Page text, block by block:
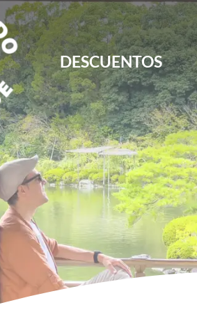
Viaje
guías y consejos para viajar por libre
DESCUENTOS